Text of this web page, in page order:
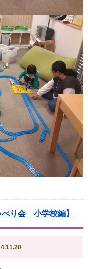
べり会 小学校編】